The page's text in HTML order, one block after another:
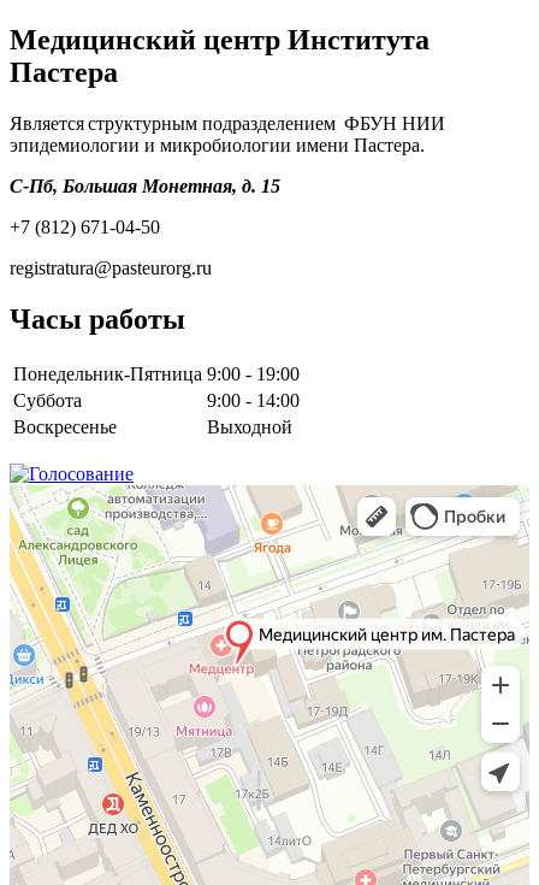
Медицинский центр Института
Пастера
Является структурным подразделением ФБУН НИИ
эпидемиологии и микробиологии имени Пастера.
С-Пб, Большая Монетная, д. 15
+7 (812) 671-04-50
registratura@pasteurorg.ru
Часы работы
Понедельник-Пятница 9:00 - 19:00
Суббота
9:00 - 14:00
Воскресенье
Выходной